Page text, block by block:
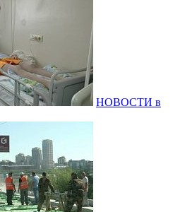
НОВОСТИ в